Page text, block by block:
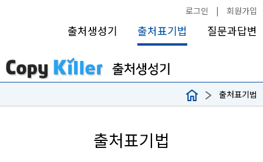
로그인 | 회원가입
출처생성기 출처표기법 질문과답변
출처표기법
출처표기법